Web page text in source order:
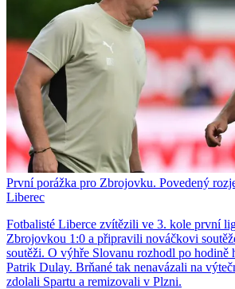
První porážka pro Zbrojovku. Povedený
Liberec
Fotbalisté Liberce zvítězili ve 3. kole první
Zbrojovkou 1:0 a připravili nováčkovi
soutěži. O výhře Slovanu rozhodl po hodině
Patrik Dulay. Brňané tak nenavázali na
zdolali Spartu a remizovali v Plzni.